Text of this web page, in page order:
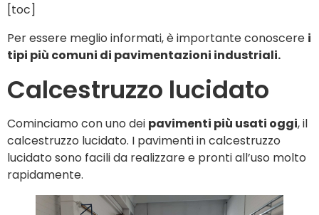
[toc]
Per essere meglio informati, è importante conoscere i
tipi più comuni di pavimentazioni industriali.
Calcestruzzo lucidato
Cominciamo con uno dei pavimenti più usati oggi, il
calcestruzzo lucidato. I pavimenti in calcestruzzo
lucidato sono facili da realizzare e pronti all’uso molto
rapidamente.